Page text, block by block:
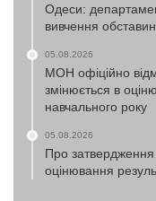
Одеси:
вивчення обставин
05.08.2026
МОН офіційно
змінюється в
навчального року
05.08.2026
Про затвердження
оцінювання